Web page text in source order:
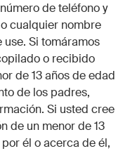
de teléfono y
cualquier nombre
Si tomáramos
o recibido
de 13 años de edad
de los padres,
Si usted cree
de un menor de 13
él o acerca de él,